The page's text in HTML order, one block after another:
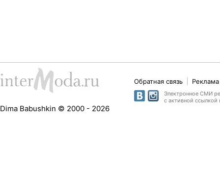
Dima Babushkin © 2000 - 2026
Обратная связь
Электронное СМИ
с активной ссылкой